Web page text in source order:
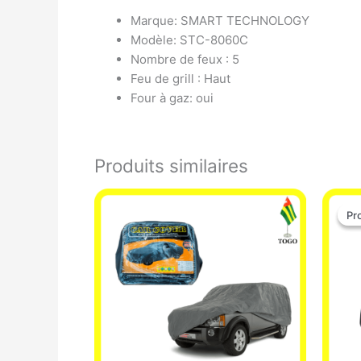
Marque: SMART TECHNOLOGY
Modèle: STC-8060C
Nombre de feux : 5
Feu de grill : Haut
Four à gaz: oui
Produits similaires